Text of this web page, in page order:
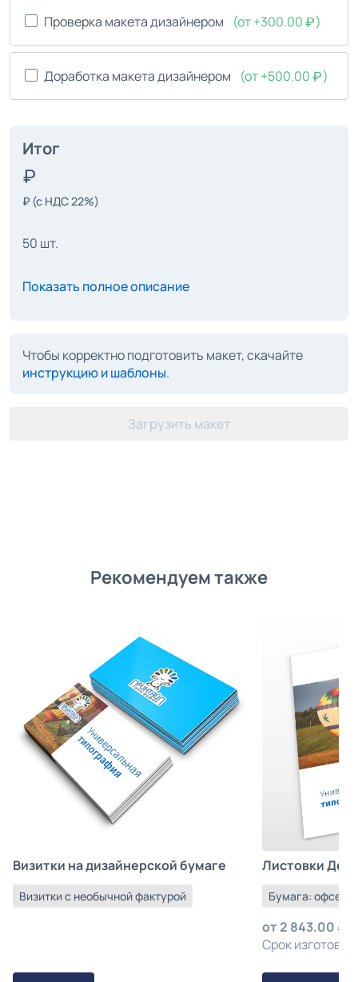
Проверка макета дизайнером (от +300.00 )
Доработка макета дизайнером (от +500.00 )
Итог
₽ (с НДС 22%)
50 шт.
Показать полное описание
Чтобы корректно подготовить макет, скачайте
инструкцию и шаблоны.
Загрузить макет
Рекомендуем также
Визитки на дизайнерской бумаге
Визитки с необычной фактурой
Листовки
Бумага:
от2 843.00
Срок